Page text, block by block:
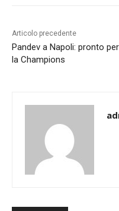
Articolo precedente
Pandev a Napoli: pronto per
la Champions